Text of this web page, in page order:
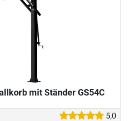
mit Ständer GS54C
5,0